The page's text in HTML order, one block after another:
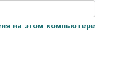
на этом компьютере